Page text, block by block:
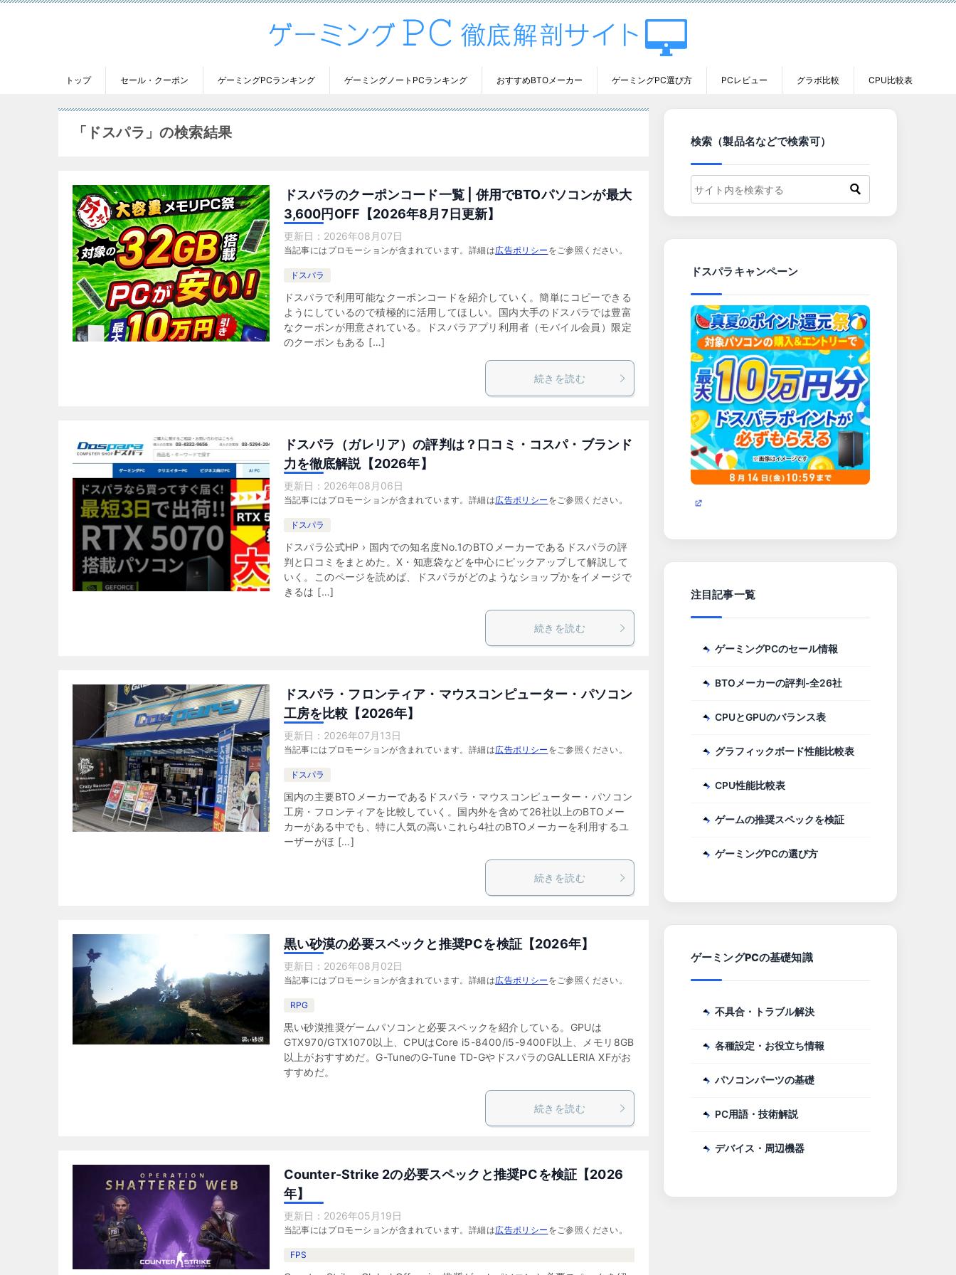
トップ セール・クーポン ゲーミングPCランキング ゲーミングノートPCランキング おすすめBTOメーカー ゲーミングPC選び方 PCレビュー グラボ比較 CPU比較表
「 ドスパラ 」の検索結果
ドスパラのクーポンコード一覧 | 併用でBTOパソコンが最大
3,600円OFF【2026年8月7日更新】
更新日： 2026年08月07日
当記事にはプロモーションが含まれています。詳細は広告ポリシー をご参照ください。
ドスパラ
ドスパラで利用可能なクーポンコードを紹介していく。簡単にコピーできる
ようにしているので積極的に活用してほしい。国内大手のドスパラでは豊富
なクーポンが用意されている。ドスパラアプリ利用者（モバイル会員）限定
のクーポンもある […]
続きを読む
ドスパラ（ガレリア）の評判は？口コミ・コスパ・ブランド
力を徹底解説【2026年】
更新日： 2026年08月06日
当記事にはプロモーションが含まれています。詳細は広告ポリシー をご参照ください。
ドスパラ
ドスパラ公式HP › 国内での知名度No.1のBTOメーカーであるドスパラの評
判と口コミをまとめた。X・知恵袋などを中心にピックアップして解説して
いく。このページを読めば、ドスパラがどのようなショップかをイメージで
きるは […]
続きを読む
ドスパラ・フロンティア・マウスコンピューター・パソコン
工房を比較【2026年】
更新日： 2026年07月13日
当記事にはプロモーションが含まれています。詳細は広告ポリシー をご参照ください。
ドスパラ
国内の主要BTOメーカーであるドスパラ・マウスコンピューター・パソコン
工房・フロンティアを比較していく。国内外を含めて26社以上のBTOメー
カーがある中でも、特に人気の高いこれら4社のBTOメーカーを利用するユ
ーザーがほ […]
続きを読む
黒い砂漠の必要スペックと推奨PCを検証【2026年】
更新日： 2026年08月02日
当記事にはプロモーションが含まれています。詳細は広告ポリシー をご参照ください。
RPG
黒い砂漠推奨ゲームパソコンと必要スペックを紹介している。GPUは
GTX970/GTX1070以上、CPUはCore i5-8400/i5-9400F以上、メモリ8GB
以上がおすすめだ。G-TuneのG-Tune TD-GやドスパラのGALLERIA XFがお
すすめだ。
続きを読む
Counter-Strike 2の必要スペックと推奨PCを検証【2026
年】
更新日： 2026年05月19日
当記事にはプロモーションが含まれています。詳細は広告ポリシー をご参照ください。
FPS
検索（製品名などで検索可）
ドスパラキャンペーン
注目記事一覧
ゲーミングPCのセール情報
BTOメーカーの評判-全26社
CPUとGPUのバランス表
グラフィックボード性能比較表
CPU性能比較表
ゲームの推奨スペックを検証
ゲーミングPCの選び方
ゲーミングPCの基礎知識
不具合・トラブル解決
各種設定・お役立ち情報
パソコンパーツの基礎
PC用語・技術解説
デバイス・周辺機器